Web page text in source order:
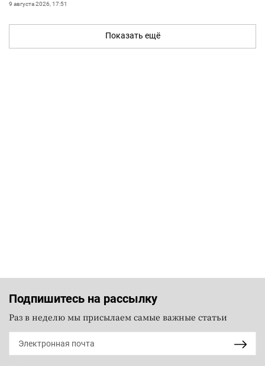
9 августа 2026, 17:51
Показать ещё
Подпишитесь на рассылку
Раз в неделю мы присылаем самые важные статьи